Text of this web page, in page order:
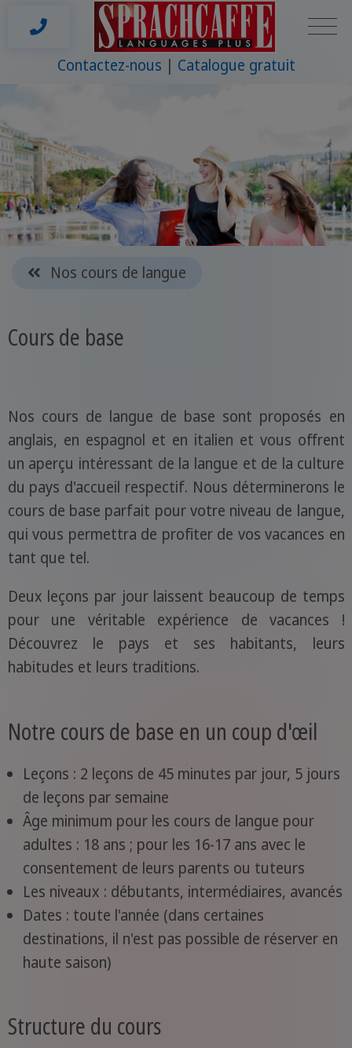
Contactez-nous Catalogue gratuit
Nos cours de langue
Cours de base
Nos cours de langue de base sont proposés en
anglais, en espagnol et en italien et vous offrent
un aperçu intéressant de la langue et de la culture
du pays d'accueil respectif. Nous déterminerons le
cours de base parfait pour votre niveau de langue,
qui vous permettra de profiter de vos vacances en
tant que tel.
Deux leçons par jour laissent beaucoup de temps
pour une véritable expérience de vacances !
Découvrez le pays et ses habitants, leurs
habitudes et leurs traditions.
Notre cours de base en un coup d'œil
Leçons : 2 leçons de 45 minutes par jour, 5 jours
de leçons par semaine
Âge minimum pour les cours de langue pour
adultes : 18 ans ; pour les 16-17 ans avec le
consentement de leurs parents ou tuteurs
Les niveaux : débutants, intermédiaires, avancés
Dates : toute l'année (dans certaines
destinations, il n'est pas possible de réserver en
haute saison)
Structure du cours